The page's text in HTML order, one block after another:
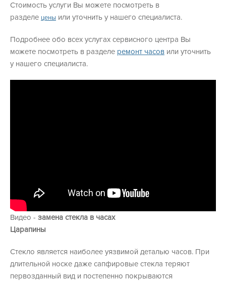
Стоимость услуги Вы можете посмотреть в
разделе цены или уточнить у нашего специалиста.
Подробнее обо всех услугах сервисного центра Вы
можете посмотреть в разделе ремонт часов или уточнить
у нашего специалиста.
Видео - замена стекла в часах
Царапины
Стекло является наиболее уязвимой деталью часов. При
длительной носке даже сапфировые стекла теряют
первозданный вид и постепенно покрываются